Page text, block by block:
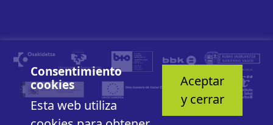
Consentimiento
cookies
Esta web utiliza
Aceptar
y cerrar